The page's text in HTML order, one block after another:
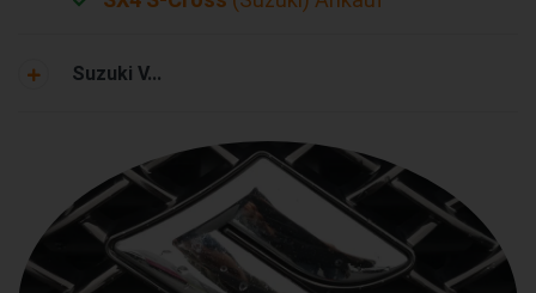
Suzuki V...